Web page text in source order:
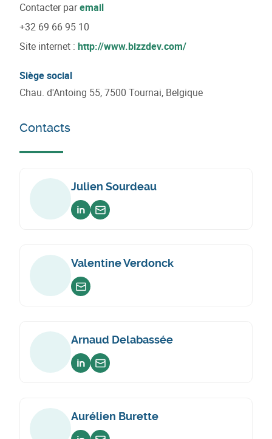
Contacter paremail
+32 69 66 95 10
Site internet : http://www.bizzdev.com/
Siège social
Chau. d'Antoing 55, 7500 Tournai, Belgique
Contacts
Julien Sourdeau
Voir sur linkedin
Envoyer un email
Valentine Verdonck
Envoyer un email
Arnaud Delabassée
Voir sur linkedin
Envoyer un email
Aurélien Burette